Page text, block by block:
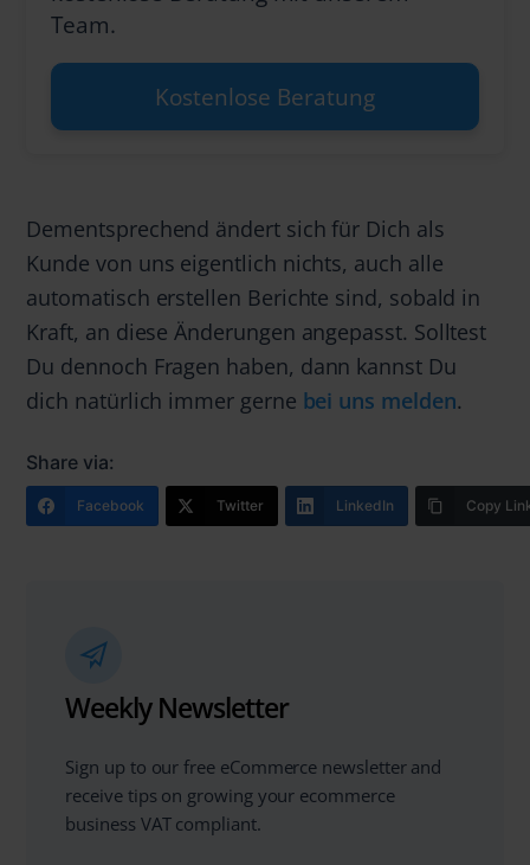
Weekly Newsletter
Sign up to our free eCommerce newsletter and
receive tips on growing your ecommerce
business VAT compliant.
Team.
Kostenlose Beratung
Dementsprechend ändert sich für Dich als
Kunde von uns eigentlich nichts, auch alle
automatisch erstellen Berichte sind, sobald in
Kraft, an diese Änderungen angepasst. Solltest
Du dennoch Fragen haben, dann kannst Du
dich natürlich immer gerne bei uns melden.
Share via:
Facebook Twitter LinkedIn Copy